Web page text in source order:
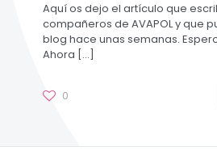
Aquí os dejo el artículo que
compañeros de AVAPOL y que
blog hace unas semanas.
Ahora […]
0